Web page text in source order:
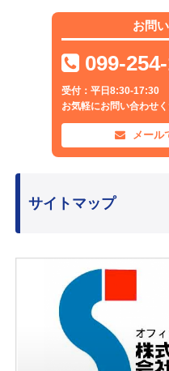
お問
099-
受付：平日8:30-17:30
お気軽にお問い合わせく
メール
サイトマップ